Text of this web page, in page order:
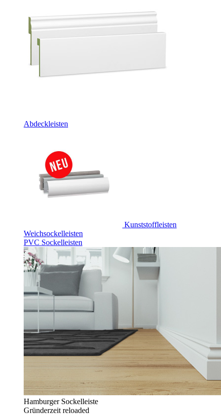
Abdeckleisten
Kunststoffleisten
Weichsockelleisten
PVC Sockelleisten
Hamburger Sockelleiste
Gründerzeit reloaded